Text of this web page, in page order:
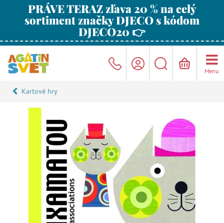
PRÁVE TERAZ zľava 20 % na celý
sortiment značky DJECO s kódom
DJECO20 👉
Menu
Kartové hry